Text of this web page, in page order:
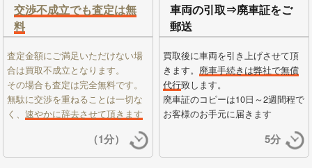
交渉不成立でも査定は無
料
査定金額にご満足いただけない場
合は買取不成立となります。
その場合も査定は完全無料です。
無駄に交渉を重ねることは一切な
く、速やかに辞去させて頂きます
（1分）
車両の引取⇒廃車証をご
郵送
買取後に車両を引き上げさせて頂
きます。 廃車手続きは弊社で無償
代行致します。
廃車証のコピーは10日～2週間程で
お客様のお手元に届きます
5分